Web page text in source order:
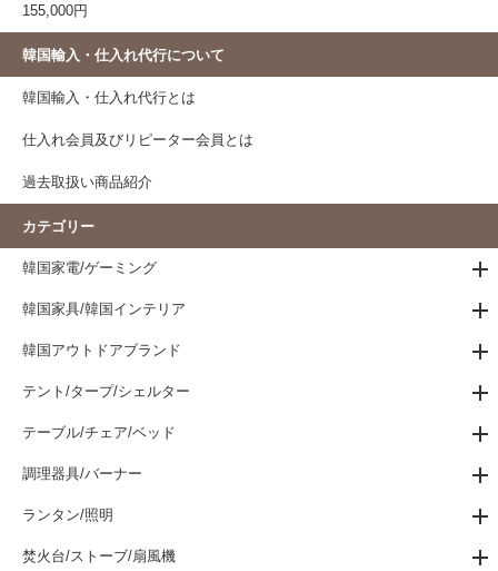
155,000円
韓国輸入・仕入れ代行について
韓国輸入・仕入れ代行とは
仕入れ会員及びリピーター会員とは
過去取扱い商品紹介
カテゴリー
韓国家電/ゲーミング
韓国家具/韓国インテリア
韓国アウトドアブランド
テント/タープ/シェルター
テーブル/チェア/ベッド
調理器具/バーナー
ランタン/照明
焚火台/ストーブ/扇風機